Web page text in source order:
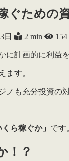
ぐための
日 2 min 154
に計画的に利益
ます。
ノも充分投資の
くら稼ぐか」 です
！？